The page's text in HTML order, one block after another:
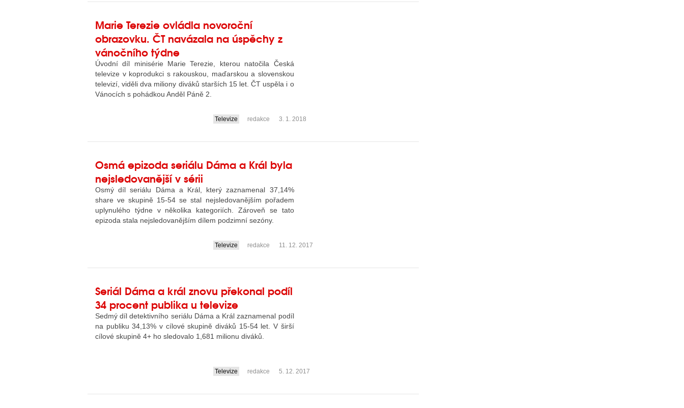
Marie Terezie ovládla novoroční
obrazovku. ČT navázala na úspěchy z
vánočního týdne
Úvodní díl minisérie Marie Terezie, kterou natočila Česká
televize v koprodukci s rakouskou, maďarskou a slovenskou
televizí, viděli dva miliony diváků starších 15 let. ČT uspěla i o
Vánocích s pohádkou Anděl Páně 2.
Televize redakce 3. 1. 2018
Osmá epizoda seriálu Dáma a Král byla
nejsledovanější v sérii
Osmý díl seriálu Dáma a Král, který zaznamenal 37,14%
share ve skupině 15-54 se stal nejsledovanějším pořadem
uplynulého týdne v několika kategoriích. Zároveň se tato
epizoda stala nejsledovanějším dílem podzimní sezóny.
Televize redakce 11. 12. 2017
Seriál Dáma a král znovu překonal podíl
34 procent publika u televize
Sedmý díl detektivního seriálu Dáma a Král zaznamenal podíl
na publiku 34,13% v cílové skupině diváků 15-54 let. V širší
cílové skupině 4+ ho sledovalo 1,681 milionu diváků.
Televize redakce 5. 12. 2017